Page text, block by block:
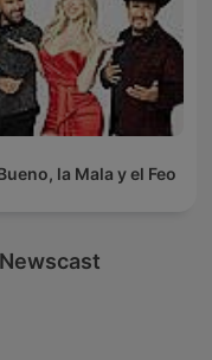
la Mala y el Feo